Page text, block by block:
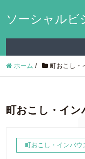
ソーシャルビ
ホーム / 町おこし・
町おこし・イン
町おこし・インバウ